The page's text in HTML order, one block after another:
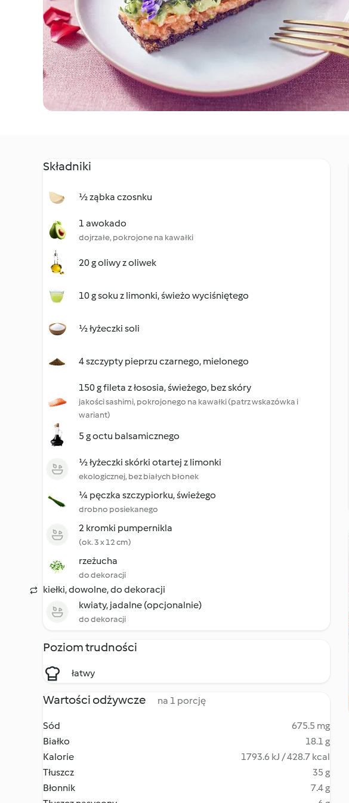
Składniki
½ ząbka czosnku
1 awokado
dojrzałe, pokrojone na kawałki
20 g oliwy z oliwek
10 g soku z limonki, świeżo wyciśniętego
½ łyżeczki soli
4 szczypty pieprzu czarnego, mielonego
150 g fileta z łososia, świeżego, bez skóry
jakości sashimi, pokrojonego na kawałki (patrz wskazówka i
wariant)
5 g octu balsamicznego
½ łyżeczki skórki otartej z limonki
ekologicznej, bez białych błonek
¼ pęczka szczypiorku, świeżego
drobno posiekanego
2 kromki pumpernikla
(ok. 3 x 12 cm)
rzeżucha
do dekoracji
kiełki, dowolne, do dekoracji
kwiaty, jadalne (opcjonalnie)
do dekoracji
Poziom trudności
łatwy
Wartości odżywcze na 1 porcję
Sód
675.5 mg
Białko
18.1 g
Kalorie
1793.6 kJ / 428.7 kcal
Tłuszcz
35 g
Błonnik
7.4 g